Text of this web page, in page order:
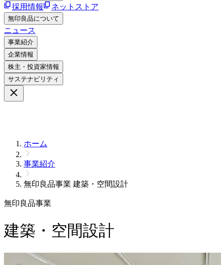
採用情報 ネットストア
無印良品について
ニュース
事業紹介
企業情報
株主・投資家情報
サステナビリティ
ホーム
事業紹介
無印良品事業 建築・空間設計
無印良品事業
建築・空間設計